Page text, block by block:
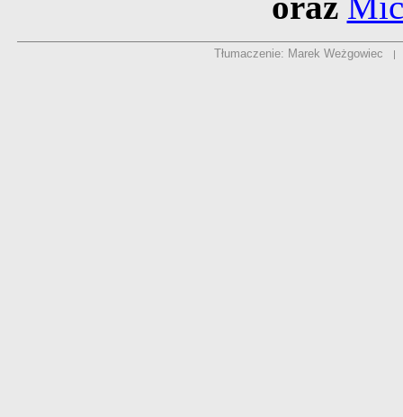
Tłumaczenie: Marek Weżgowiec